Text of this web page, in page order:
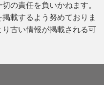
の責任を負いかねます。
載するよう努めておりま
古い情報が掲載される可